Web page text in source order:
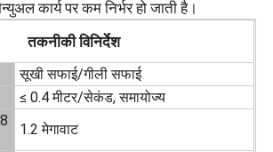
कार्य पर कम निर्भर हो जाती है।
तकनीकी विनिर्देश
सूखी सफाई/गीली सफाई
≤ 0.4 मीटर/सेकंड, समायोज्य
1.2 मेगावाट